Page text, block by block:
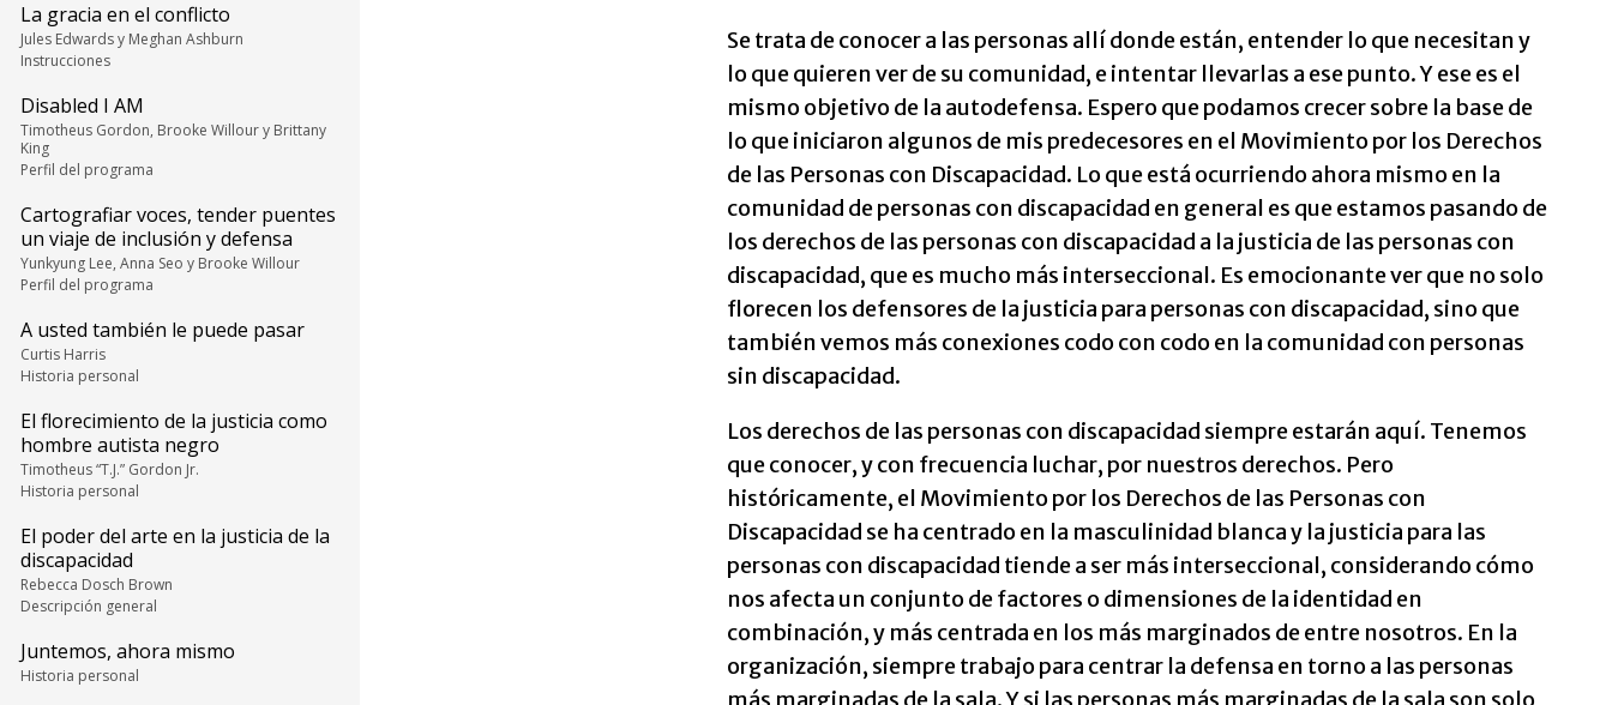
La gracia en el conflicto
Jules Edwards y Meghan Ashburn
Instrucciones
Disabled I AM
Timotheus Gordon, Brooke Willour y Brittany
King
Perfil del programa
Cartografiar voces, tender puentes
un viaje de inclusión y defensa
Yunkyung Lee, Anna Seo y Brooke Willour
Perfil del programa
A usted también le puede pasar
Curtis Harris
Historia personal
El florecimiento de la justicia como
hombre autista negro
Timotheus “T.J.” Gordon Jr.
Historia personal
El poder del arte en la justicia de la
discapacidad
Rebecca Dosch Brown
Descripción general
Juntemos, ahora mismo
Historia personal
Se trata de conocer a las personas allí donde están, entender lo que necesitan y
lo que quieren ver de su comunidad, e intentar llevarlas a ese punto. Y ese es el
mismo objetivo de la autodefensa. Espero que podamos crecer sobre la base de
lo que iniciaron algunos de mis predecesores en el Movimiento por los Derechos
de las Personas con Discapacidad. Lo que está ocurriendo ahora mismo en la
comunidad de personas con discapacidad en general es que estamos pasando de
los derechos de las personas con discapacidad a la justicia de las personas con
discapacidad, que es mucho más interseccional. Es emocionante ver que no solo
florecen los defensores de la justicia para personas con discapacidad, sino que
también vemos más conexiones codo con codo en la comunidad con personas
sin discapacidad.
Los derechos de las personas con discapacidad siempre estarán aquí. Tenemos
que conocer, y con frecuencia luchar, por nuestros derechos. Pero
históricamente, el Movimiento por los Derechos de las Personas con
Discapacidad se ha centrado en la masculinidad blanca y la justicia para las
personas con discapacidad tiende a ser más interseccional, considerando cómo
nos afecta un conjunto de factores o dimensiones de la identidad en
combinación, y más centrada en los más marginados de entre nosotros. En la
organización, siempre trabajo para centrar la defensa en torno a las personas